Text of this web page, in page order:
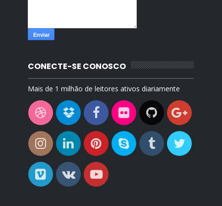
CONECTE-SE CONOSCO
Mais de 1 milhão de leitores ativos diariamente